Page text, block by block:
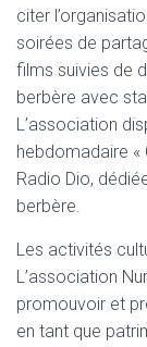
citer
soirées de
films suivies de
berbère avec
L’association
hebdomadaire «
Radio Dio,
berbère.
Les activités
L’association
promouvoir et
en tant que